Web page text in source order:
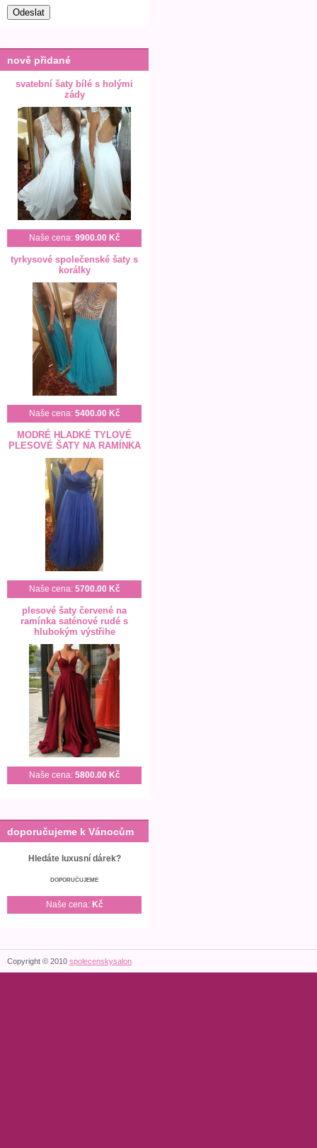
nově přidané
svatební šaty bílé s holými
zády
Naše cena: 9900.00 Kč
tyrkysové společenské šaty s
korálky
Naše cena: 5400.00 Kč
MODRÉ HLADKÉ TYLOVÉ
PLESOVÉ ŠATY NA RAMÍNKA
Naše cena: 5700.00 Kč
plesové šaty červené na
ramínka saténové rudé s
hlubokým výstřihe
Naše cena: 5800.00 Kč
doporučujeme k Vánocům
Hledáte luxusní dárek?
DOPORUČUJEME
Naše cena: Kč
Copyright © 2010 spolecenskysalon